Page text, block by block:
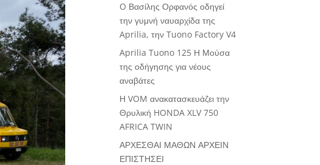
O Βασίλης Ορφανός οδηγεί
την γυμνή ναυαρχίδα της
Aprilia, την Tuono Factory V4
Aprilia Tuono 125 Η Μούσα
της οδήγησης για νέους
αναβάτες
Η VOM ανακατασκευάζει την
Θρυλική HONDA XLV 750
AFRICA TWIN
ΑΡΧΕΣΘΑΙ ΜΑΘΩΝ ΑΡΧΕΙΝ
ΕΠΙΣΤΗΣΕΙ